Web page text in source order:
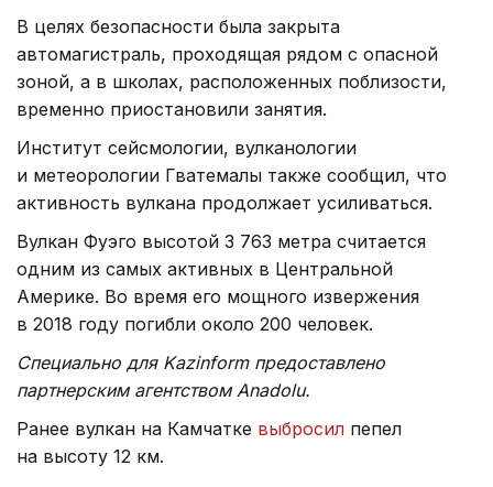
В целях безопасности была закрыта
автомагистраль, проходящая рядом с опасной
зоной, а в школах, расположенных поблизости,
временно приостановили занятия.
Институт сейсмологии, вулканологии
и метеорологии Гватемалы также сообщил, что
активность вулкана продолжает усиливаться.
Вулкан Фуэго высотой 3 763 метра считается
одним из самых активных в Центральной
Америке. Во время его мощного извержения
в 2018 году погибли около 200 человек.
Специально для Kazinform предоставлено
партнерским агентством Anadolu.
Ранее вулкан на Камчатке выбросил пепел
на высоту 12 км.